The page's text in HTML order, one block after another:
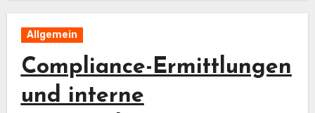
Allgemein
Compliance-Ermittlungen
und interne